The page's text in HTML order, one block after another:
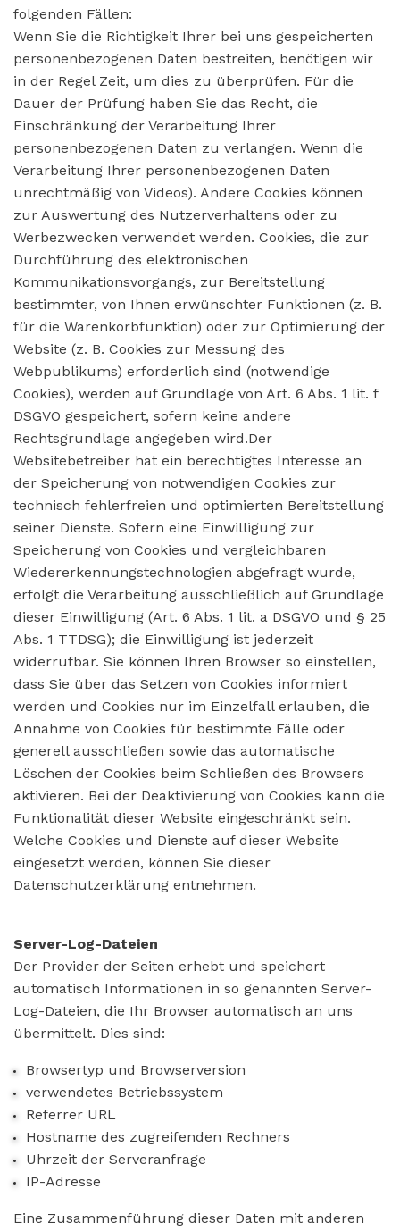
folgenden Fällen:
Wenn Sie die Richtigkeit Ihrer bei uns gespeicherten
personenbezogenen Daten bestreiten, benötigen wir
in der Regel Zeit, um dies zu überprüfen. Für die
Dauer der Prüfung haben Sie das Recht, die
Einschränkung der Verarbeitung Ihrer
personenbezogenen Daten zu verlangen. Wenn die
Verarbeitung Ihrer personenbezogenen Daten
unrechtmäßig von Videos). Andere Cookies können
zur Auswertung des Nutzerverhaltens oder zu
Werbezwecken verwendet werden. Cookies, die zur
Durchführung des elektronischen
Kommunikationsvorgangs, zur Bereitstellung
bestimmter, von Ihnen erwünschter Funktionen (z. B.
für die Warenkorbfunktion) oder zur Optimierung der
Website (z. B. Cookies zur Messung des
Webpublikums) erforderlich sind (notwendige
Cookies), werden auf Grundlage von Art. 6 Abs. 1 lit. f
DSGVO gespeichert, sofern keine andere
Rechtsgrundlage angegeben wird.Der
Websitebetreiber hat ein berechtigtes Interesse an
der Speicherung von notwendigen Cookies zur
technisch fehlerfreien und optimierten Bereitstellung
seiner Dienste. Sofern eine Einwilligung zur
Speicherung von Cookies und vergleichbaren
Wiedererkennungstechnologien abgefragt wurde,
erfolgt die Verarbeitung ausschließlich auf Grundlage
dieser Einwilligung (Art. 6 Abs. 1 lit. a DSGVO und § 25
Abs. 1 TTDSG); die Einwilligung ist jederzeit
widerrufbar. Sie können Ihren Browser so einstellen,
dass Sie über das Setzen von Cookies informiert
werden und Cookies nur im Einzelfall erlauben, die
Annahme von Cookies für bestimmte Fälle oder
generell ausschließen sowie das automatische
Löschen der Cookies beim Schließen des Browsers
aktivieren. Bei der Deaktivierung von Cookies kann die
Funktionalität dieser Website eingeschränkt sein.
Welche Cookies und Dienste auf dieser Website
eingesetzt werden, können Sie dieser
Datenschutzerklärung entnehmen.
Server-Log-Dateien
Der Provider der Seiten erhebt und speichert
automatisch Informationen in so genannten Server-
Log-Dateien, die Ihr Browser automatisch an uns
übermittelt. Dies sind:
Browsertyp und Browserversion
verwendetes Betriebssystem
Referrer URL
Hostname des zugreifenden Rechners
Uhrzeit der Serveranfrage
IP-Adresse
Eine Zusammenführung dieser Daten mit anderen